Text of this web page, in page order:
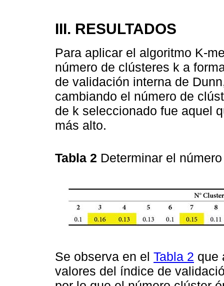
III. RESULTADOS
Para aplicar el algoritmo K-
número de clústeres k a
de validación interna de
cambiando el número de
de k seleccionado fue aquel
más alto.
Tabla 2 Determinar el
Se observa en el Tabla 2 que
valores del índice de